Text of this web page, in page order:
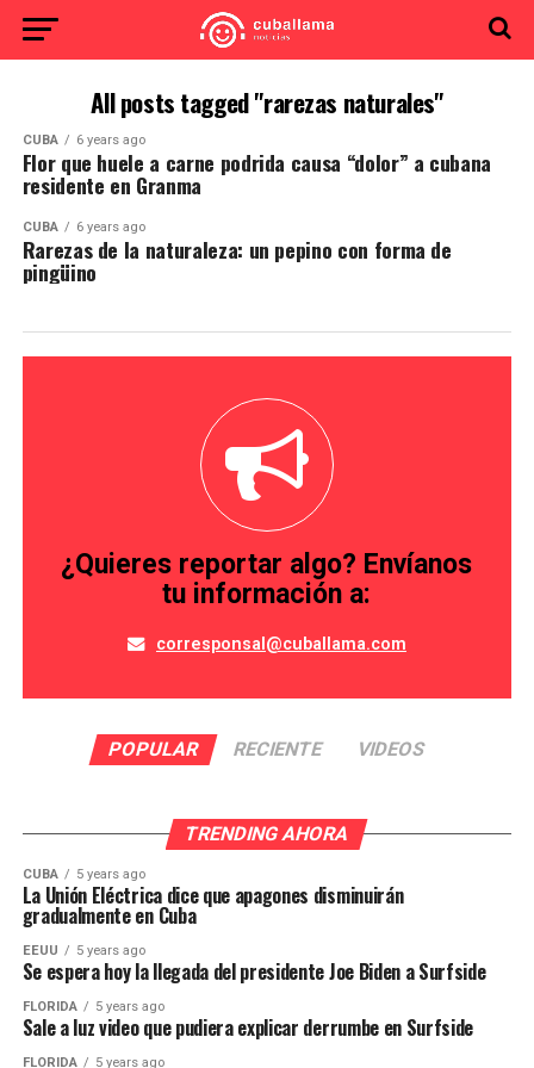
All posts tagged "rarezas naturales"
CUBA 6 years ago
Flor que huele a carne podrida causa “dolor” a cubana
residente en Granma
CUBA 6 years ago
Rarezas de la naturaleza: un pepino con forma de
pingüino
¿Quieres reportar algo? Envíanos
tu información a:
corresponsal@cuballama.com
POPULAR RECIENTE VIDEOS
TRENDING AHORA
CUBA 5 years ago
La Unión Eléctrica dice que apagones disminuirán
gradualmente en Cuba
EEUU 5 years ago
Se espera hoy la llegada del presidente Joe Biden a Surfside
FLORIDA 5 years ago
Sale a luz video que pudiera explicar derrumbe en Surfside
FLORIDA 5 years ago